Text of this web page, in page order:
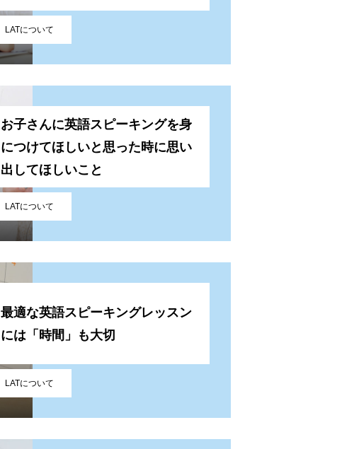
LATについて
LATについて
お子さんに英語スピーキングを身
につけてほしいと思った時に思い
出してほしいこと
LATについて
最適な英語スピーキングレッスン
には「時間」も大切